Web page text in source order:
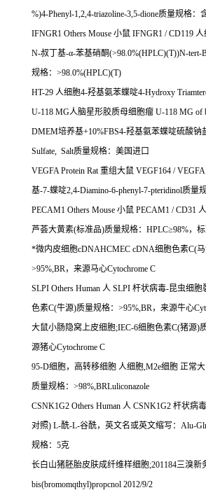
%)4-Phenyl-1,2,4-triazoline-3,5-dione质量规格：
IFNGR1 Others Mouse 小鼠 IFNGR1 / CD119 人
N-叔丁基-α-苯基硝酮(>98.0%(HPLC)(T))N-tert-
规格： >98.0%(HPLC)(T)
HT-29 人细胞4-羟基氨苯蝶啶4-Hydroxy
U-118 MG人脑星形胶质母细胞瘤 U-118 MG of
DMEM培养基+10%FBS4-羟基氨苯蝶啶硫酸钠
Sulfate, Salt质量规格：美国进口
VEGFA Protein Rat重组大鼠 VEGF164 / VEGFA
基-7-蝶啶2,4-Diamino-6-phenyl-7-pteridinol质量
PECAM1 Others Mouse 小鼠 PECAM1 / CD31
芦荟大黄素(标准品)质量规格： HPLC≥98%，
*微内皮细胞cDNAHCMEC cDNA细胞色素C(
>95%,BR，来源马心Cytochrome C
SLPI Others Human 人 SLPI 杆状病毒-昆虫细胞
色素C(牛源)质量规格： >95%,BR，来源牛心
大鼠小肠隐窝上皮细胞;IEC-6细胞色素C(猪源)
源猪心Cytochrome C
95-D细胞，高转移细胞 人细胞,M2e细胞 正常
质量规格： >98%,BRLuliconazole
CSNK1G2 Others Human 人 CSNK1G2 杆状病毒
对照) L-酰-L-谷酰，英文名或英文缩写： Alu-
规格： 5克
长白山猪胚胎皮肤成纤维样细胞;201184三溴新
bis(bromomqthyl)propcnol 2012/9/2